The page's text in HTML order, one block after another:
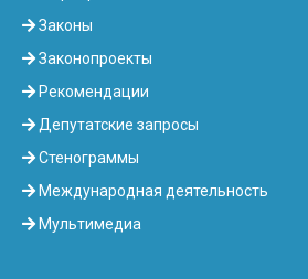
Законы
Законопроекты
Рекомендации
Депутатские запросы
Стенограммы
Международная деятельность
Мультимедиа